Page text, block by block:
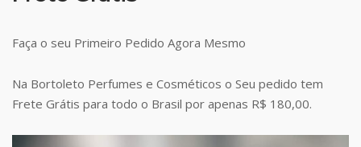
Faça o seu Primeiro Pedido Agora Mesmo
Na Bortoleto Perfumes e Cosméticos o Seu pedido tem
Frete Grátis para todo o Brasil por apenas R$ 180,00.